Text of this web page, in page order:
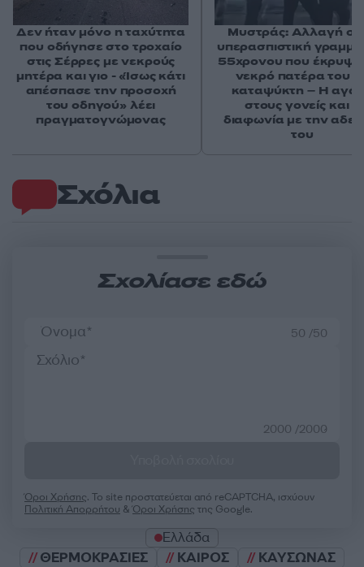
Σχόλια
Σχολίασε εδώ
50 /50
2000 /2000
Όροι Χρήσης. Το site προστατεύεται από reCAPTCHA, ισχύουν
Πολιτική Απορρήτου &Όροι Χρήσης της Google.
Ελλάδα
ΘΕΡΜΟΚΡΑΣΙΕΣ
ΚΑΙΡΟΣ ΚΑΥΣΩΝΑΣ
Δεν ήταν μόνο η ταχύτητα
που οδήγησε στο τροχαίο
στις Σέρρες με νεκρούς
μητέρα και γιο - «Ίσως κάτι
απέσπασε την προσοχή
του οδηγού» λέει
πραγματογνώμονας
Μυστράς: Αλλαγή
υπερασπιστική
55χρονου που έκρυψε
νεκρό πατέρα του
καταψύκτη – Η
στους γονείς και η
διαφωνία με την
του